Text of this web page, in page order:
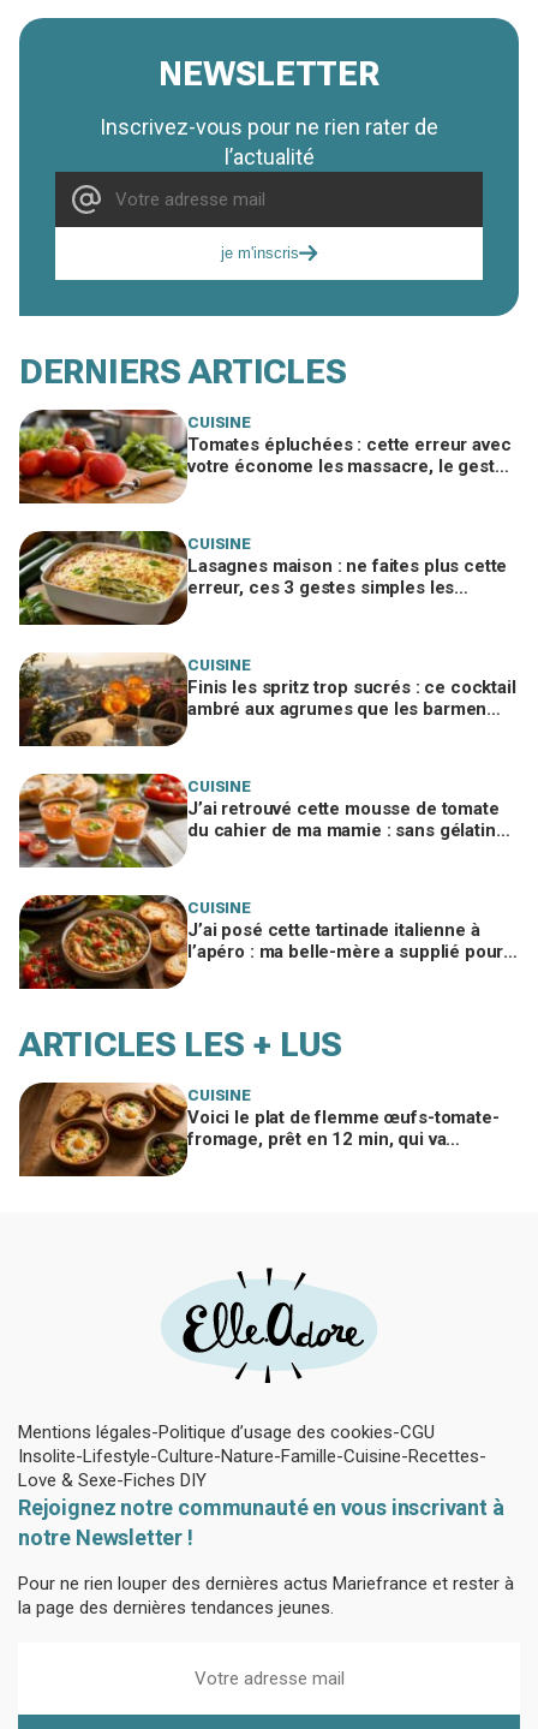
NEWSLETTER
Inscrivez-vous pour ne rien rater de
l’actualité
je m'inscris
DERNIERS ARTICLES
CUISINE
Tomates épluchées : cette erreur avec
votre économe les massacre, le geste
CUISINE
Lasagnes maison : ne faites plus cette
erreur, ces 3 gestes simples les
CUISINE
Finis les spritz trop sucrés : ce cocktail
ambré aux agrumes que les barmen
CUISINE
J’ai retrouvé cette mousse de tomate
du cahier de ma mamie : sans gélatine,
CUISINE
J’ai posé cette tartinade italienne à
l’apéro : ma belle-mère a supplié pour
ARTICLES LES + LUS
CUISINE
Voici le plat de flemme œufs-tomate-
fromage, prêt en 12 min, qui va
Mentions légales Politique d’usage des cookies CGU
Insolite Lifestyle Culture Nature Famille Cuisine Recettes
Love & Sexe Fiches DIY
Rejoignez notre communauté en vous inscrivant à
notre Newsletter !
Pour ne rien louper des dernières actus Mariefrance et rester à
la page des dernières tendances jeunes.